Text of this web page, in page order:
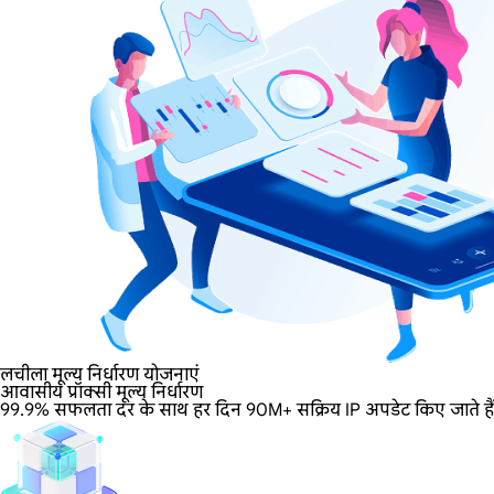
लचीला मूल्य निर्धारण योजनाएं
आवासीय प्रॉक्सी मूल्य निर्धारण
99.9% सफलता दर के साथ हर दिन 90M+ सक्रिय IP अपडेट किए जाते